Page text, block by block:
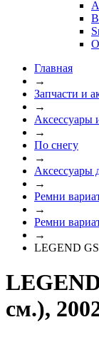
Главная
→
Запчасти и
→
Аксессуары
→
По снегу
→
Аксессуары
→
Ремни
→
Ремни
→
LEGEND GS
см.),